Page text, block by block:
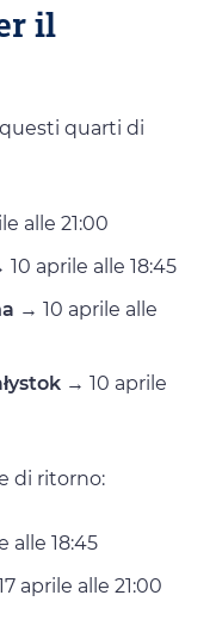
il
quarti di
alle 21:00
10 aprile alle 18:45
→ 10 aprile alle
→ 10 aprile
di ritorno:
alle 18:45
aprile alle 21:00